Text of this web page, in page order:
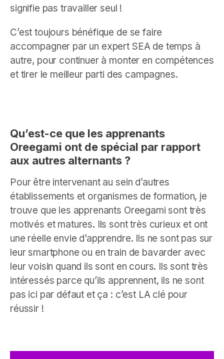
signifie pas travailler seul !
C’est toujours bénéfique de se faire
accompagner par un expert SEA de temps à
autre, pour continuer à monter en compétences
et tirer le meilleur parti des campagnes.
Qu’est-ce que les apprenants
Oreegami ont de spécial par rapport
aux autres alternants ?
Pour être intervenant au sein d’autres
établissements et organismes de formation, je
trouve que les apprenants Oreegami sont très
motivés et matures. Ils sont très curieux et ont
une réelle envie d’apprendre. Ils ne sont pas sur
leur smartphone ou en train de bavarder avec
leur voisin quand ils sont en cours. Ils sont très
intéressés parce qu’ils apprennent, ils ne sont
pas ici par défaut et ça : c’est LA clé pour
réussir !